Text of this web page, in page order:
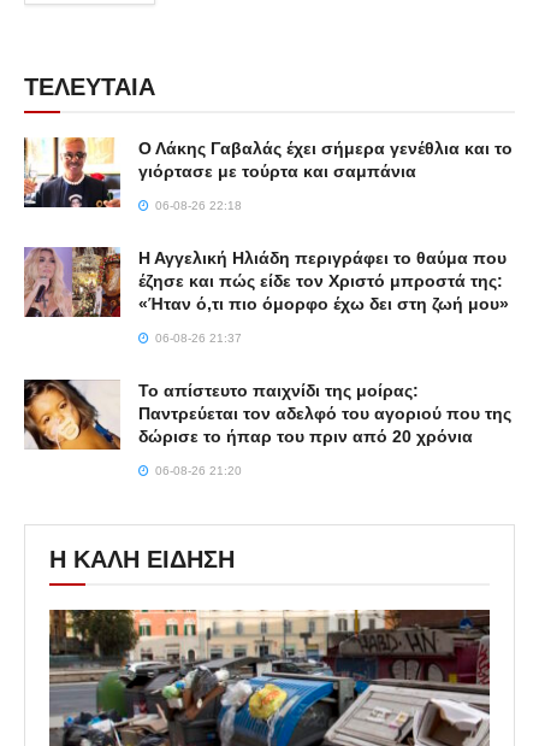
ΤΕΛΕΥΤΑΙΑ
Ο Λάκης Γαβαλάς έχει σήμερα γενέθλια και το
γιόρτασε με τούρτα και σαμπάνια
06-08-26 22:18
Η Αγγελική Ηλιάδη περιγράφει το θαύμα που
έζησε και πώς είδε τον Χριστό μπροστά της:
«Ήταν ό,τι πιο όμορφο έχω δει στη ζωή μου»
06-08-26 21:37
Το απίστευτο παιχνίδι της μοίρας:
Παντρεύεται τον αδελφό του αγοριού που της
δώρισε το ήπαρ του πριν από 20 χρόνια
06-08-26 21:20
Η ΚΑΛΗ ΕΙΔΗΣΗ